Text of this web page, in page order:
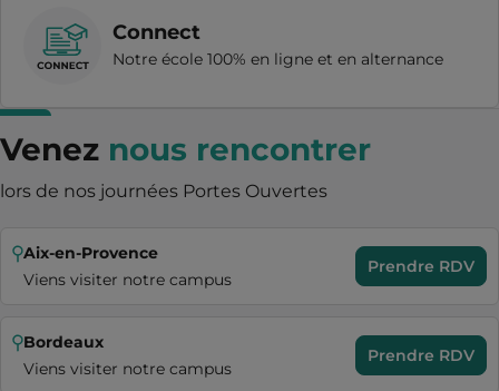
Connect
Notre école 100% en ligne et en alternance
Venez nous rencontrer
lors de nos journées Portes Ouvertes
Aix-en-Provence
Viens visiter notre campus
Prendre RDV
Bordeaux
Viens visiter notre campus
Prendre RDV